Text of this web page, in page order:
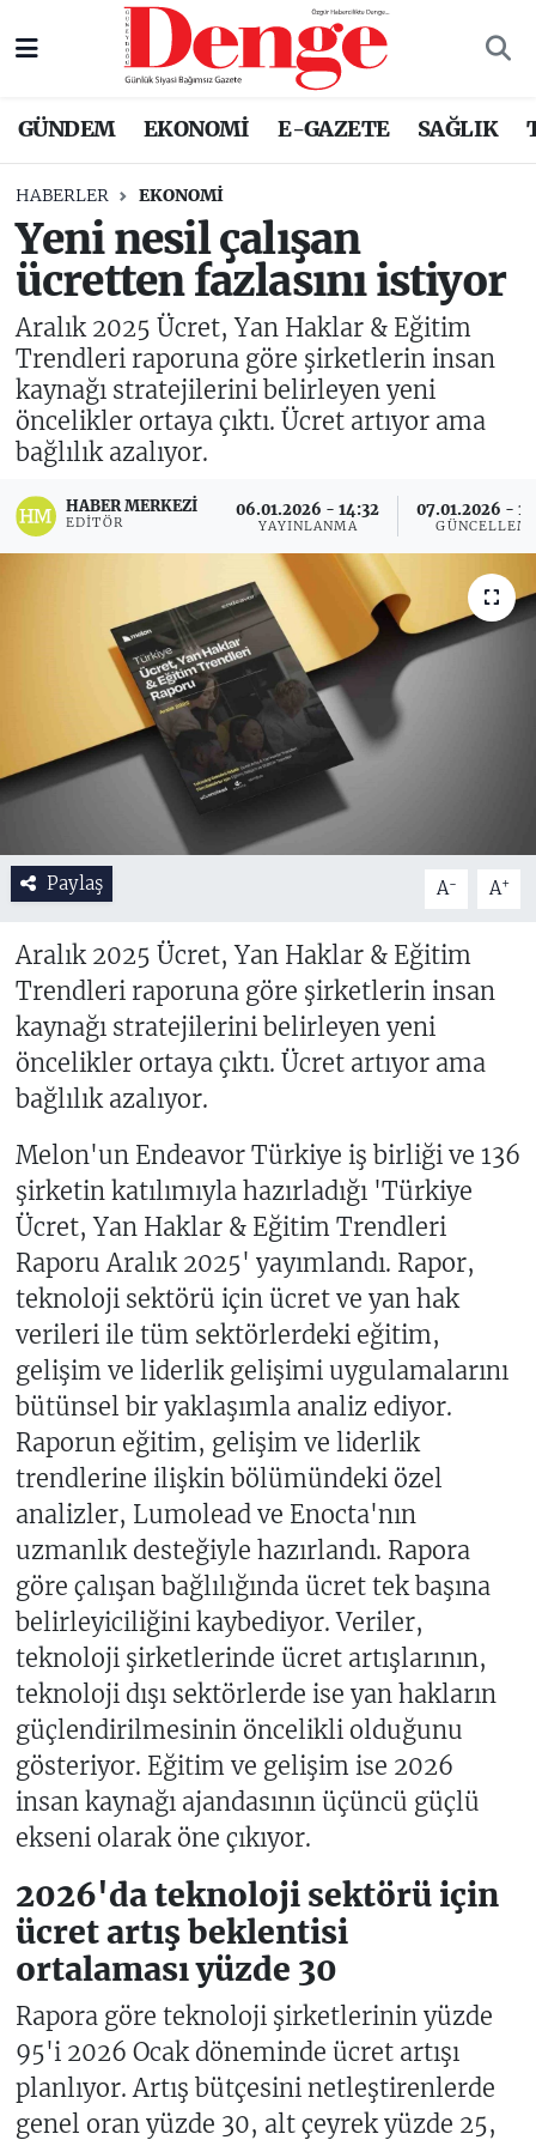
GÜNDEM EKONOMİ E-GAZETE SAĞLIK
HABERLER EKONOMİ
Yeni nesil çalışan
ücretten fazlasını istiyor
Aralık 2025 Ücret, Yan Haklar & Eğitim
Trendleri raporuna göre şirketlerin insan
kaynağı stratejilerini belirleyen yeni
öncelikler ortaya çıktı. Ücret artıyor ama
bağlılık azalıyor.
HABER MERKEZI
EDITÖR
06.01.2026 - 14:32
YAYINLANMA
07.01.2026 -
Paylaş A- A+
Aralık 2025 Ücret, Yan Haklar & Eğitim
Trendleri raporuna göre şirketlerin insan
kaynağı stratejilerini belirleyen yeni
öncelikler ortaya çıktı. Ücret artıyor ama
bağlılık azalıyor.
Melon'un Endeavor Türkiye iş birliği ve 136
şirketin katılımıyla hazırladığı 'Türkiye
Ücret, Yan Haklar & Eğitim Trendleri
Raporu Aralık 2025' yayımlandı. Rapor,
teknoloji sektörü için ücret ve yan hak
verileri ile tüm sektörlerdeki eğitim,
gelişim ve liderlik gelişimi uygulamalarını
bütünsel bir yaklaşımla analiz ediyor.
Raporun eğitim, gelişim ve liderlik
trendlerine ilişkin bölümündeki özel
analizler, Lumolead ve Enocta'nın
uzmanlık desteğiyle hazırlandı. Rapora
göre çalışan bağlılığında ücret tek başına
belirleyiciliğini kaybediyor. Veriler,
teknoloji şirketlerinde ücret artışlarının,
teknoloji dışı sektörlerde ise yan hakların
güçlendirilmesinin öncelikli olduğunu
gösteriyor. Eğitim ve gelişim ise 2026
insan kaynağı ajandasının üçüncü güçlü
ekseni olarak öne çıkıyor.
2026'da teknoloji sektörü için
ücret artış beklentisi
ortalaması yüzde 30
Rapora göre teknoloji şirketlerinin yüzde
95'i 2026 Ocak döneminde ücret artışı
planlıyor. Artış bütçesini netleştirenlerde
genel oran yüzde 30, alt çeyrek yüzde 25,
Nöbetçi Eczaneler
Trafik Durumu
Süper Lig Puan Durumu ve Fikstür
Tüm Manşetler
Son Dakika Haberleri
Haber Arşivi